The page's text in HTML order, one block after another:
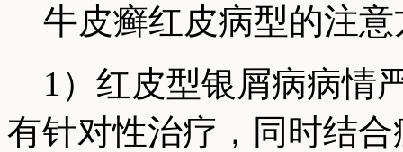
牛皮癣红皮病型的注意
1）红皮型银屑病病情
有针对性治疗，同时结